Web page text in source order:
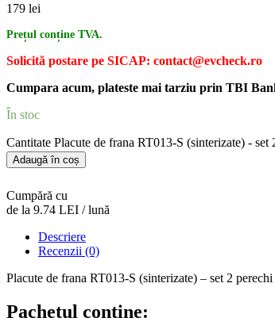
179 lei
Prețul conține TVA.
Solicită postare pe SICAP: contact@evcheck.ro
Cumpara acum, plateste mai tarziu prin TBI
În stoc
Cantitate Placute de frana RT013-S (sinterizate) - set
Adaugă în coș
Cumpără cu
de la 9.74 LEI / lună
Descriere
Recenzii (0)
Placute de frana RT013-S (sinterizate) – set 2 perechi
Pachetul contine: